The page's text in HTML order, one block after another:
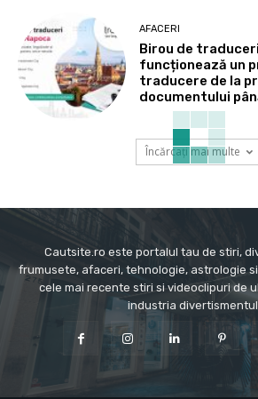
AFACERI
Birou de
funcționează un
traducere de la
documentului
Încărcați mai multe
Cautsite.ro este portalul tau de stiri,
frumusete, afaceri, tehnologie, astrologie
cele mai recente stiri si videoclipuri de
industria